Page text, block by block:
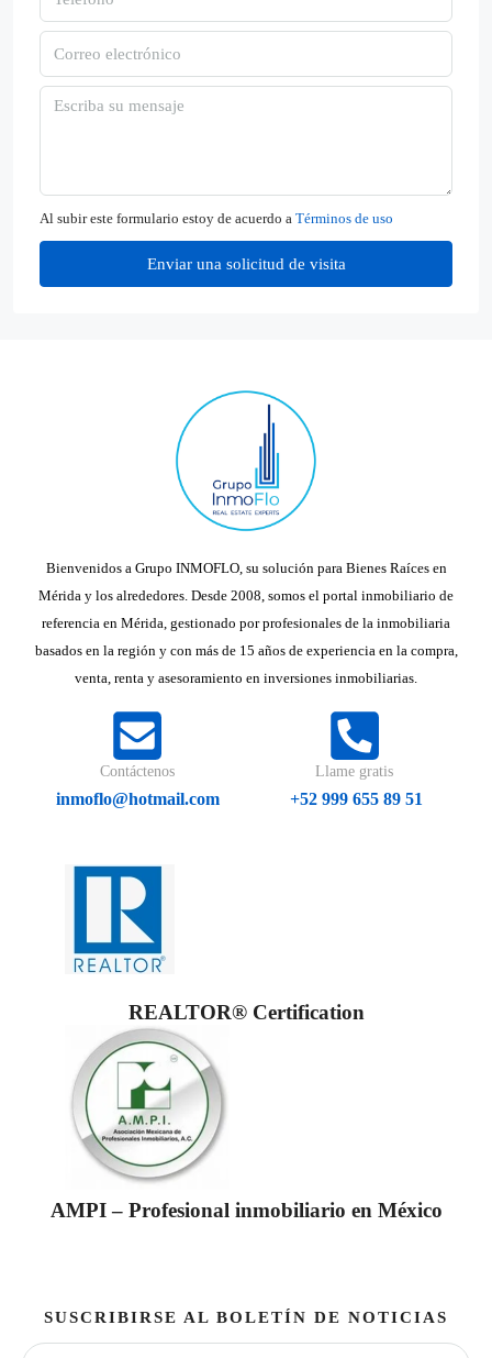
Al subir este formulario estoy de acuerdo a Términos de uso
Enviar una solicitud de visita
Bienvenidos a Grupo INMOFLO, su solución para Bienes Raíces en
Mérida y los alrededores. Desde 2008, somos el portal inmobiliario de
referencia en Mérida, gestionado por profesionales de la inmobiliaria
basados en la región y con más de 15 años de experiencia en la compra,
venta, renta y asesoramiento en inversiones inmobiliarias.
Contáctenos
inmoflo@hotmail.com
Llame gratis
+52 999 655 89 51
REALTOR® Certification
AMPI – Profesional inmobiliario en México
SUSCRIBIRSE AL BOLETÍN DE NOTICIAS